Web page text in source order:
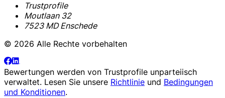
Trustprofile
Moutlaan 32
7523 MD Enschede
© 2026 Alle Rechte vorbehalten
Bewertungen werden von Trustprofile unparteiisch
verwaltet. Lesen Sie unsere Richtlinie und Bedingungen
und Konditionen.